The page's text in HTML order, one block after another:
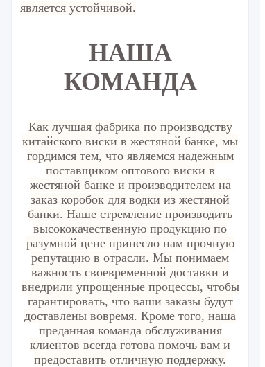
является устойчивой.
НАША
КОМАНДА
Как лучшая фабрика по производству
китайского виски в жестяной банке, мы
гордимся тем, что являемся надежным
поставщиком оптового виски в
жестяной банке и производителем на
заказ коробок для водки из жестяной
банки. Наше стремление производить
высококачественную продукцию по
разумной цене принесло нам прочную
репутацию в отрасли. Мы понимаем
важность своевременной доставки и
внедрили упрощенные процессы, чтобы
гарантировать, что ваши заказы будут
доставлены вовремя. Кроме того, наша
преданная команда обслуживания
клиентов всегда готова помочь вам и
предоставить отличную поддержку.